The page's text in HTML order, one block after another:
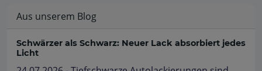
Aus unserem Blog
Schwärzer als Schwarz: Neuer Lack absorbiert jedes
Licht